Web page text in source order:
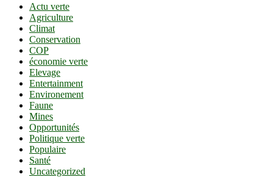
Actu verte
Agriculture
Climat
Conservation
COP
économie verte
Elevage
Entertainment
Environement
Faune
Mines
Opportunités
Politique verte
Populaire
Santé
Uncategorized